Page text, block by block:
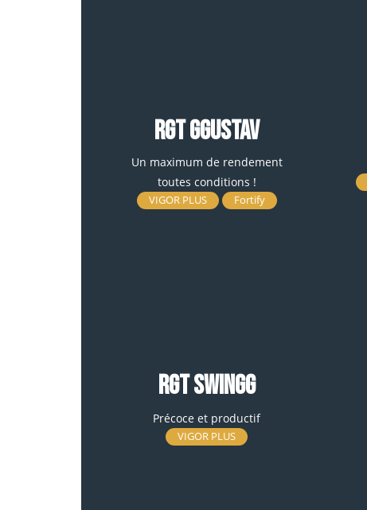
RGT GGUSTAV
Un maximum de rendement
toutes conditions !
VIGOR PLUS Fortify
RGT SWINGG
Précoce et productif
VIGOR PLUS